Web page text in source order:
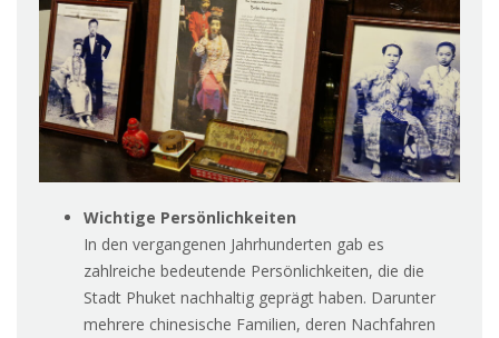
Wichtige Persönlichkeiten
In den vergangenen Jahrhunderten gab es
zahlreiche bedeutende Persönlichkeiten, die die
Stadt Phuket nachhaltig geprägt haben. Darunter
mehrere chinesische Familien, deren Nachfahren